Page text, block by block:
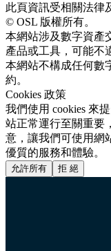
此頁資訊受相關法律
© OSL 版權所有。
本網站涉及數字資產
產品或工具，可能不
本網站不構成任何數
約。
Cookies 政策
我們使用 cookies 來
站正常運行至關重要
意，讓我們可使用網
優質的服務和體驗。
允許所有 拒 絕